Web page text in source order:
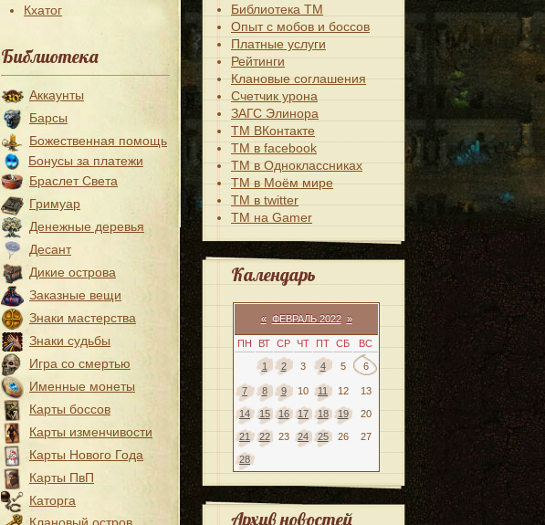
Кхатог
Библиотека
Аккаунты
Барсы
Божественная помощь
Бонусы за платежи
Браслет Света
Гримуар
Денежные деревья
Десант
Дикие острова
Заказные вещи
Знаки мастерства
Знаки судьбы
Игра со смертью
Именные монеты
Карты боссов
Карты изменчивости
Карты Нового Года
Карты ПвП
Каторга
Библиотека ТМ
Опыт с мобов и боссов
Платные услуги
Рейтинги
Клановые соглашения
Счетчик урона
ЗАГС Элинора
ТМ ВКонтакте
ТМ в facebook
ТМ в Одноклассниках
ТМ в Моём мире
ТМ в twitter
ТМ на Gamer
Календарь
« ФЕВРАЛЬ 2022 »
ПН ВТ СР ЧТ ПТ СБ ВС
1 2 3 4 5 6
7 8 9 10 11 12 13
14 15 16 17 18 19 20
21 22 23 24 25 26 27
28
Архив новостей